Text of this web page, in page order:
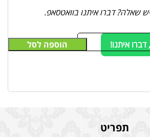
שאלה? דברו איתנו בוואטסאפ.
הוספה לסל איתנו!
תפריט